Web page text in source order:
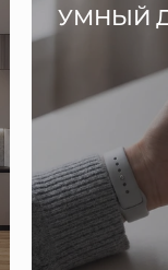
УМНЫЙ